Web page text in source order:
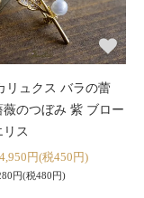
リュクス バラの蕾
薇のつぼみ 紫 ブロー
ス
円(税450円)
円(税480円)